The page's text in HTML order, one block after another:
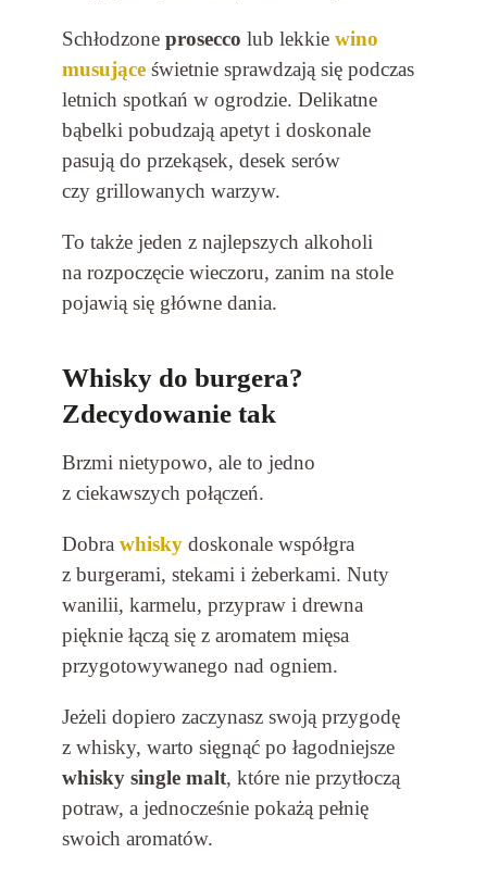
Schłodzone prosecco lub lekkie wino
musujące świetnie sprawdzają się podczas
letnich spotkań w ogrodzie. Delikatne
bąbelki pobudzają apetyt i doskonale
pasują do przekąsek, desek serów
czy grillowanych warzyw.
To także jeden z najlepszych alkoholi
na rozpoczęcie wieczoru, zanim na stole
pojawią się główne dania.
Whisky do burgera?
Zdecydowanie tak
Brzmi nietypowo, ale to jedno
z ciekawszych połączeń.
Dobra whisky doskonale współgra
z burgerami, stekami i żeberkami. Nuty
wanilii, karmelu, przypraw i drewna
pięknie łączą się z aromatem mięsa
przygotowywanego nad ogniem.
Jeżeli dopiero zaczynasz swoją przygodę
z whisky, warto sięgnąć po łagodniejsze
whisky single malt, które nie przytłoczą
potraw, a jednocześnie pokażą pełnię
swoich aromatów.